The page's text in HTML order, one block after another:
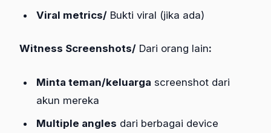
Viral metrics/ Bukti viral (jika ada)
Witness Screenshots/ Dari orang lain:
Minta teman/keluarga screenshot dari
akun mereka
Multiple angles dari berbagai device